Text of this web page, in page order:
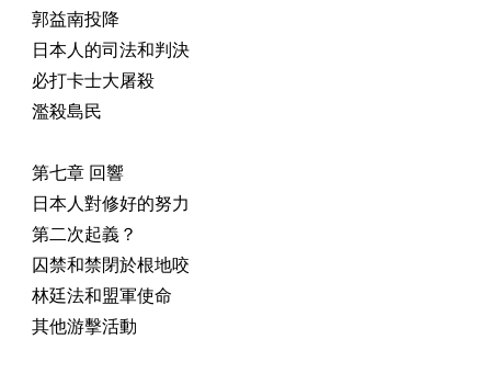
郭益南投降
日本人的司法和判決
必打卡士大屠殺
濫殺島民
第七章 回響
日本人對修好的努力
第二次起義？
囚禁和禁閉於根地咬
林廷法和盟軍使命
其他游擊活動